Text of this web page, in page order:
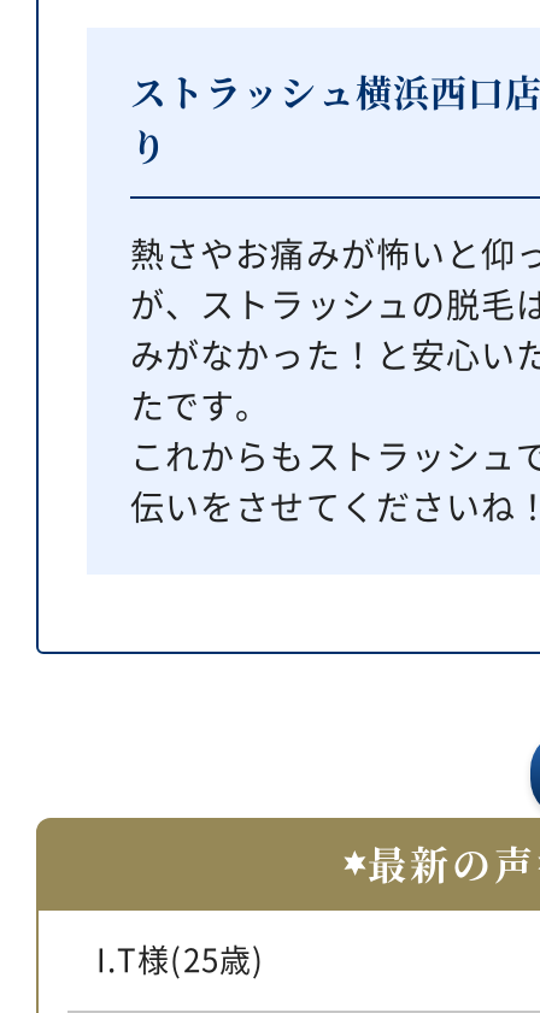
ストラッシュ横浜西口
り
熱さやお痛みが怖いと仰
が、ストラッシュの脱毛
みがなかった！と安心い
たです。
これからもストラッシュ
伝いをさせてくださいね
最新の声
I.T様(25歳)